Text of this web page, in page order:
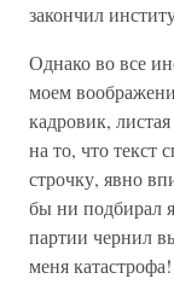
закончил
Однако во все
моем
кадровик,
на то, что текст
строчку, явно
бы ни подбирал
партии чернил
меня катастрофа!